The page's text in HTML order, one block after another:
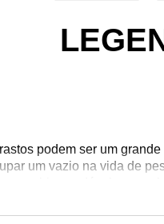
podem ser um
um vazio na vida de
companhia saudável ao seu
Você pode